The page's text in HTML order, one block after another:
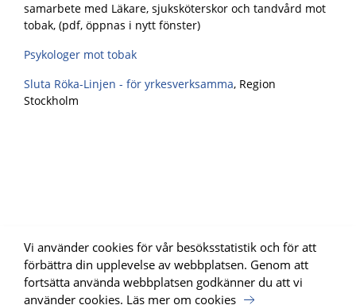
samarbete med Läkare, sjuksköterskor och tandvård mot
tobak, (pdf, öppnas i nytt fönster)
Psykologer mot tobak
Sluta Röka-Linjen - för yrkesverksamma, Region
Stockholm
Vi använder cookies för vår besöksstatistik och för att
förbättra din upplevelse av webbplatsen. Genom att
fortsätta använda webbplatsen godkänner du att vi
använder cookies. Läs mer om cookies